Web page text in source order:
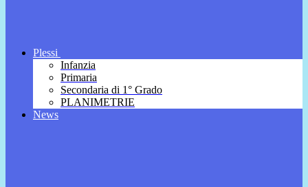
Plessi
Infanzia
Primaria
Secondaria di 1° Grado
PLANIMETRIE
News